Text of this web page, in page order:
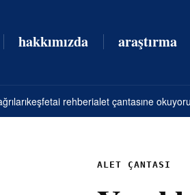
hakkımızda araştırma
keşfetai rehberialet çantasıne
ALET ÇANTASI